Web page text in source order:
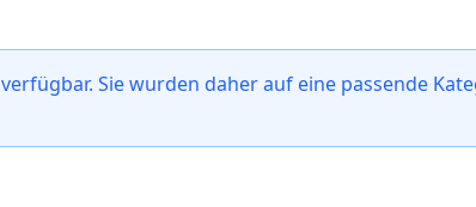
Sie wurden daher auf eine passende